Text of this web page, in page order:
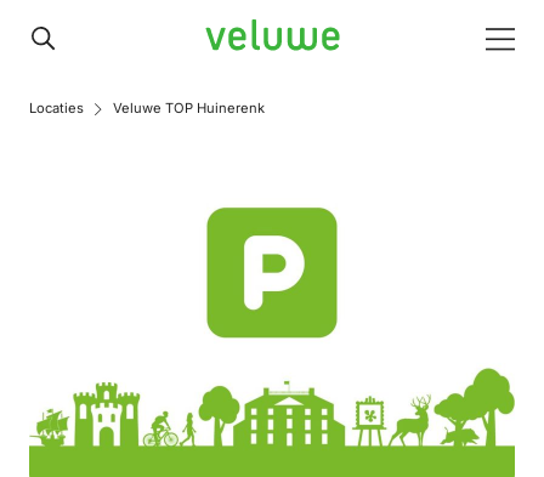
Veluwe
Locaties Veluwe TOP Huinerenk